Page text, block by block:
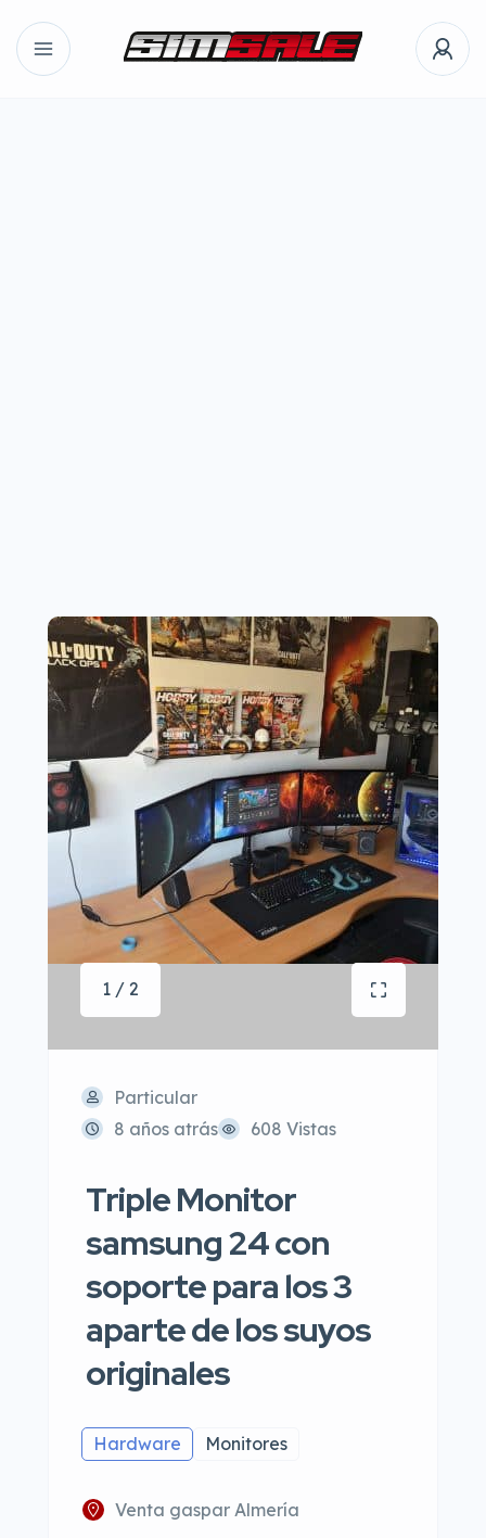
1 / 2
Particular
8 años atrás
608 Vistas
Triple Monitor
samsung 24 con
soporte para los 3
aparte de los suyos
originales
Hardware Monitores
Venta gaspar Almería